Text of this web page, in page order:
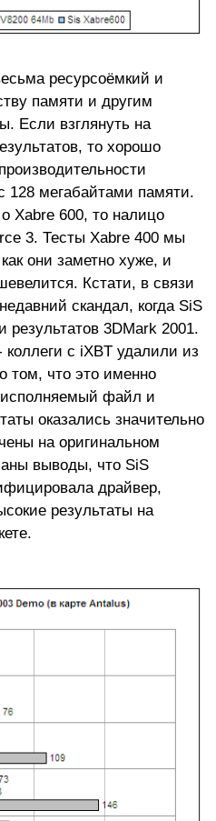
ресурсоёмкий и
памяти и другим
Если взглянуть на
то хорошо
128 мегабайтами памяти.
Xabre 600, то налицо
3. Тесты Xabre 400 мы
они заметно хуже, и
Кстати, в связи
скандал, когда SiS
результатов 3DMark 2001.
с iXBT удалили из
том, что это именно
файл и
оказались значительно
на оригинальном
выводы, что SiS
драйвер,
результаты на